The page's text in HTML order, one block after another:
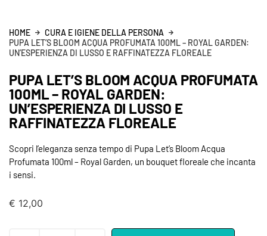
HOME
CURA E IGIENE DELLA PERSONA
PUPA LET’S BLOOM ACQUA PROFUMATA 100ML – ROYAL GARDEN:
UN’ESPERIENZA DI LUSSO E RAFFINATEZZA FLOREALE
PUPA LET’S BLOOM ACQUA PROFUMATA
100ML – ROYAL GARDEN:
UN’ESPERIENZA DI LUSSO E
RAFFINATEZZA FLOREALE
Scopri l’eleganza senza tempo di Pupa Let’s Bloom Acqua
Profumata 100ml – Royal Garden, un bouquet floreale che incanta
i sensi.
€ 12,00